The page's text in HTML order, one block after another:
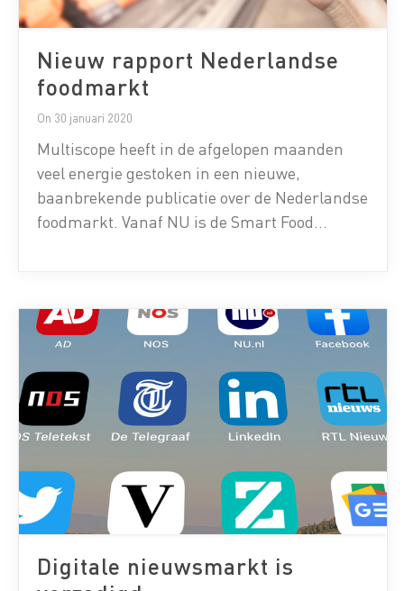
Nieuw rapport Nederlandse
foodmarkt
On 30 januari 2020
Multiscope heeft in de afgelopen maanden
veel energie gestoken in een nieuwe,
baanbrekende publicatie over de Nederlandse
foodmarkt. Vanaf NU is de Smart Food
onderzoek geeft een beeld van het
consumptiegedrag en de
toekomstverwachting van de consument. […]
Digitale nieuwsmarkt is